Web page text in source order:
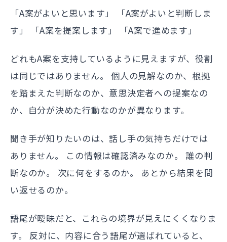
「A案がよいと思います」 「A案がよいと判断しま
す」 「A案を提案します」 「A案で進めます」
どれもA案を支持しているように見えますが、役割
は同じではありません。 個人の見解なのか、根拠
を踏まえた判断なのか、意思決定者への提案なの
か、自分が決めた行動なのかが異なります。
聞き手が知りたいのは、話し手の気持ちだけでは
ありません。 この情報は確認済みなのか。 誰の判
断なのか。 次に何をするのか。 あとから結果を問
い返せるのか。
語尾が曖昧だと、これらの境界が見えにくくなりま
す。 反対に、内容に合う語尾が選ばれていると、